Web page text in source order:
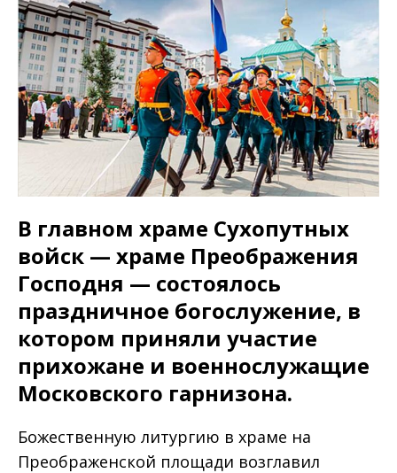
В главном храме Сухопутных
войск — храме Преображения
Господня — состоялось
праздничное богослужение, в
котором приняли участие
прихожане и военнослужащие
Московского гарнизона.
Божественную литургию в храме на
Преображенской площади возглавил